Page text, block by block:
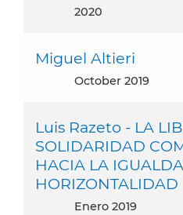
2020
Miguel Altieri
October 2019
Luis Razeto - LA
SOLIDARIDAD
HACIA LA
HORIZONTALIDAD
enero 2019